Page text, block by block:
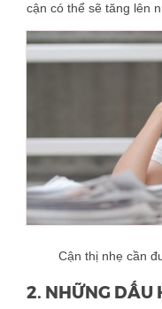
cận có thể sẽ tăng lên
Cận thị nhẹ cần
2. NHỮNG DẤU